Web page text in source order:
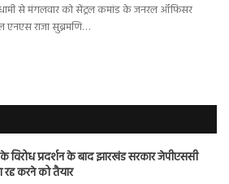
धामी से मंगलवार को सेंट्रल कमांड के जनरल ऑफिसर
राजा सुब्रमणि…
के विरोध प्रदर्शन के बाद झारखंड सरकार जेपीएससी
रद्द करने को तैयार